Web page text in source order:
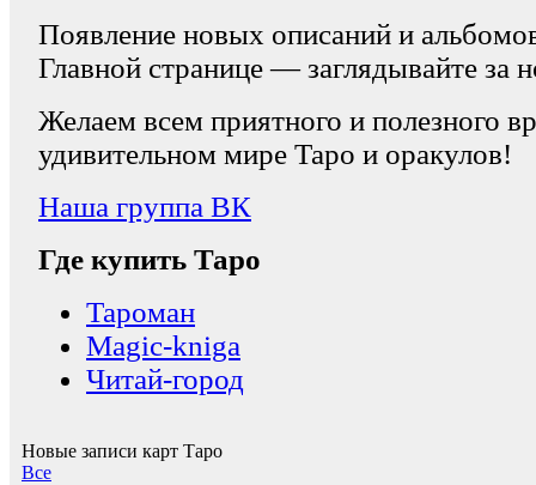
Появление новых описаний и
Главной странице — заглядывайте за
Желаем всем приятного и полезного
удивительном мире Таро и оракулов!
Наша группа ВК
Где купить Таро
Тароман
Magic-kniga
Читай-город
Новые записи карт Таро
Все